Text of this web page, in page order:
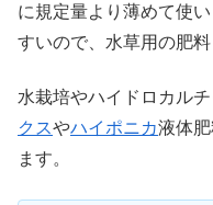
に規定量より薄めて使
すいので、水草用の肥料
水栽培やハイドロカル
クスやハイポニカ液体
ます。